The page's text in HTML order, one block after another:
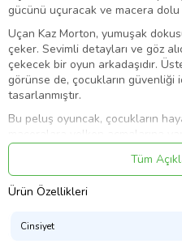
gücünü uçuracak ve macera
Uçan Kaz Morton, yumuşak
çeker. Sevimli detayları ve göz
çekecek bir oyun arkadaşıdır.
görünse de, çocukların güvenliği
tasarlanmıştır.
Bu peluş oyuncak, çocukların
maceralara yelken açmalarına
yolda, Uçan Kaz Morton her
onlara sonsuz eğlence sunacak.
Sole Oyuncak'ın kaliteli ve
Eğlenceli ve macera dolu
edin ve çocuklarınızın yüzünde
Tüm
Ürün Özellikleri
Cinsiyet